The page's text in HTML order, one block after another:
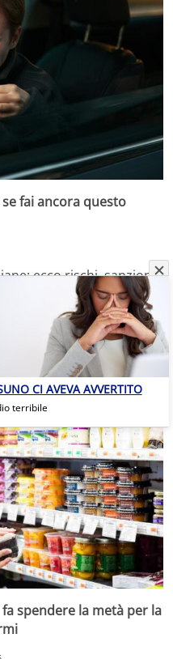
fai ancora questo
ecco rischi, sanzioni
e come…
spendere la metà per la
CI AVEVA AVVERTITO
terribile